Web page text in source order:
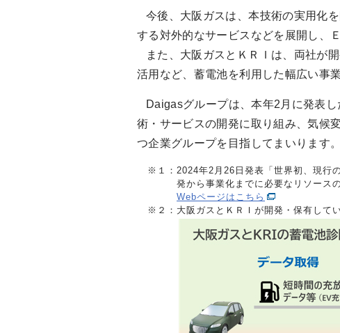
今後、大阪ガスは、本技術の実用化
する対外的なサービスなどを展開し、
また、大阪ガスとＫＲＩは、両社が
活用など、蓄電池を利用した幅広い事
Daigasグループは、本年2月に発表
術・サービスの開発に取り組み、気候
つ企業グループを目指してまいります。
※１： 2024年2月26日発表「世界初、現行
発から事業化までに必要なリソース
Webページはこちら
※２： 大阪ガスとＫＲＩが開発・保有して